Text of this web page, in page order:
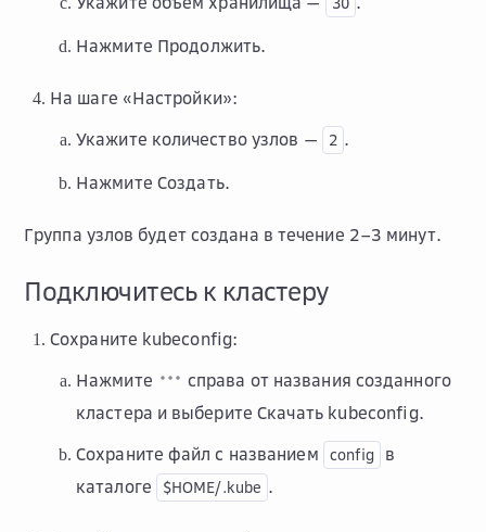
Нажмите Продолжить.
На шаге «Настройки»:
Укажите количество узлов —
2 .
Нажмите Создать.
Группа узлов будет создана в течение 2–3 минут.
Подключитесь к кластеру
Сохраните kubeconfig:
Нажмите
справа от названия созданного
кластера и выберитеСкачать kubeconfig.
Сохраните файл с названием
config
в
каталоге
$HOME/.kube .